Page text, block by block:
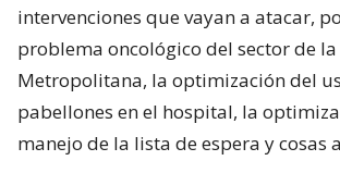
intervenciones que vayan a atacar,
problema oncológico del sector de la
Metropolitana, la optimización del
pabellones en el hospital, la
manejo de la lista de espera y cosas